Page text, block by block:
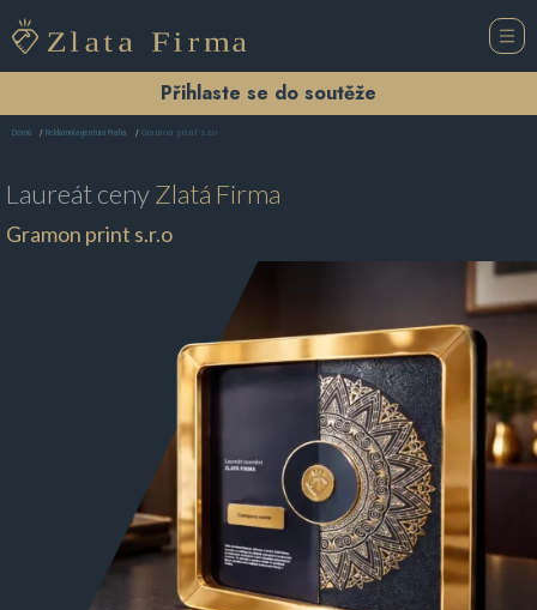
Přihlaste se do soutěže
Domů Reklamní agentura Praha Gramon print s.r.o
Laureát cenyZlatá Firma
Gramon print s.r.o